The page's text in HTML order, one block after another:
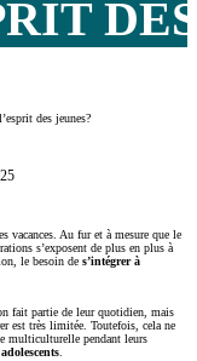
des jeunes?
vacances. Au fur et à mesure que le
s’exposent de plus en plus à
le besoin de s’intégrer à
fait partie de leur quotidien, mais
est très limitée. Toutefois, cela ne
multiculturelle pendant leurs